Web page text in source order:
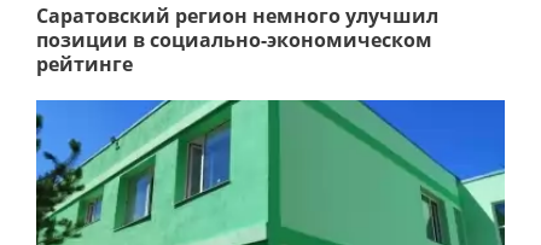
Саратовский регион немного улучшил
позиции в социально-экономическом
рейтинге